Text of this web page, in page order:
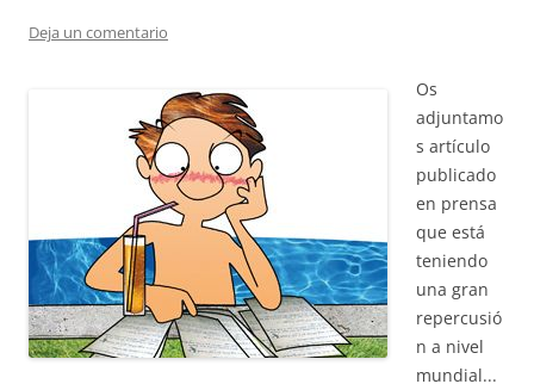
Deja un comentario
Os
adjuntamo
s artículo
publicado
en prensa
que está
teniendo
una gran
repercusió
n a nivel
mundial...